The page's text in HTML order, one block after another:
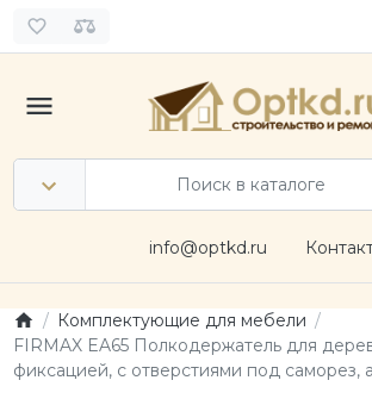
info@optkd.ru
Комплектующие для мебели
FIRMAX EA65 Полкодержатель для
фиксацией, с отверстиями под саморез,